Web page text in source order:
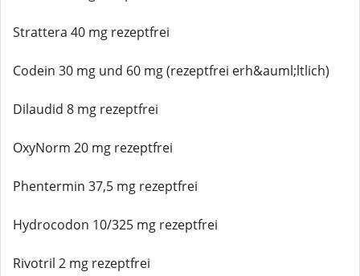
Strattera 40 mg rezeptfrei
Codein 30 mg und 60 mg (rezeptfrei erh&auml;ltlich)
Dilaudid 8 mg rezeptfrei
OxyNorm 20 mg rezeptfrei
Phentermin 37,5 mg rezeptfrei
Hydrocodon 10/325 mg rezeptfrei
Rivotril 2 mg rezeptfrei